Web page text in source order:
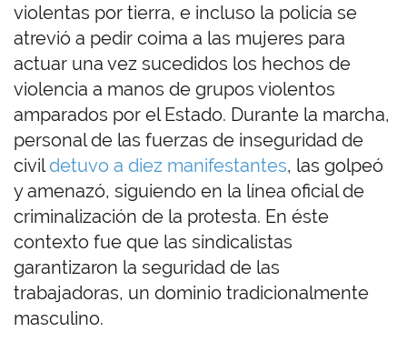
violentas por tierra, e incluso la policía se
atrevió a pedir coima a las mujeres para
actuar una vez sucedidos los hechos de
violencia a manos de grupos violentos
amparados por el Estado. Durante la marcha,
personal de las fuerzas de inseguridad de
civildetuvo a diez manifestantes, las golpeó
y amenazó, siguiendo en la línea oficial de
criminalización de la protesta. En éste
contexto fue que las sindicalistas
garantizaron la seguridad de las
trabajadoras, un dominio tradicionalmente
masculino.